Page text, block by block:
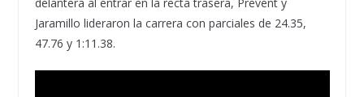
Jaramillo lideraron la carrera con parciales de 24.35,
47.76 y 1:11.38.